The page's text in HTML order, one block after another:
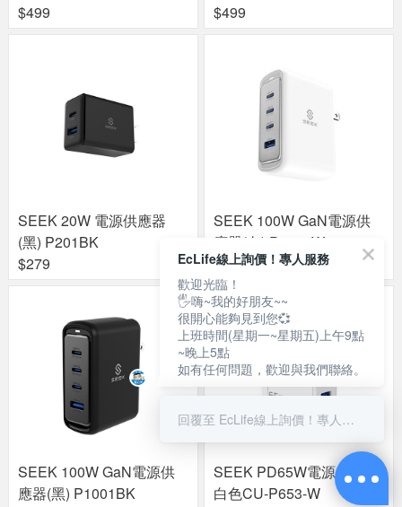
$499
$499
SEEK 20W 電源供應器
(黑) P201BK
$279
SEEK 100W GaN電源供
應器(白) P1001W
$990
SEEK 100W GaN電源供
應器(黑) P1001BK
SEEK PD65W電源供應器
白色CU-P653-W
EcLife線上詢價！專人服務
歡迎光臨！
🖐嗨~我的好朋友~~
很開心能夠見到您💞
上班時間(星期一~星期五)上午9點
~晚上5點
如有任何問題，歡迎與我們聯絡。
回覆至 EcLife線上詢價！專人服務